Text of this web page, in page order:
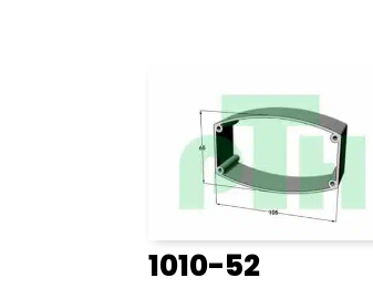
1010-52